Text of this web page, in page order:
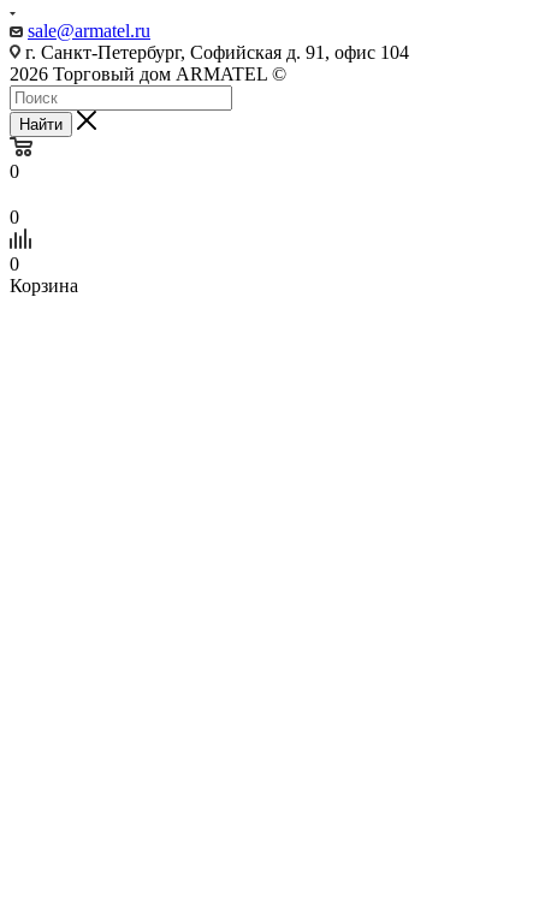
sale@armatel.ru
г. Санкт-Петербург, Софийская д. 91, офис 104
2026 Торговый дом ARMATEL ©
Найти
0
0
0
Корзина